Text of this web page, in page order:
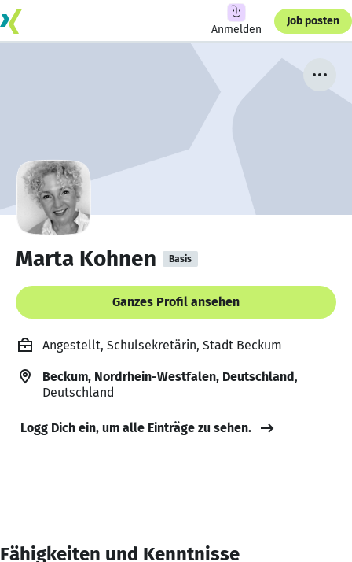
Anmelden
Job posten
Marta Kohnen Basis
Ganzes Profil ansehen
Angestellt, Schulsekretärin, Stadt Beckum
Beckum, Nordrhein-Westfalen, Deutschland,
Deutschland
Logg Dich ein, um alle Einträge zu sehen.
Fähigkeiten und Kenntnisse